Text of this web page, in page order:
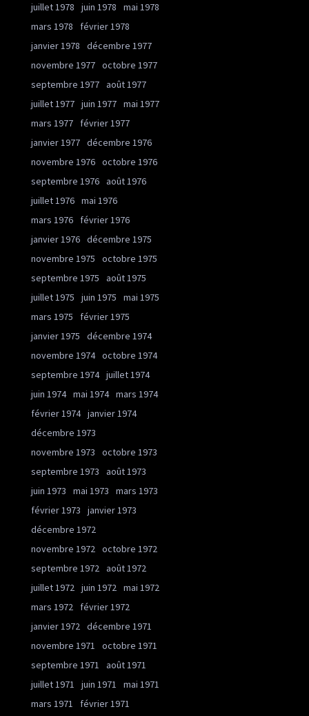
juillet 1978
juin 1978
mai 1978
mars 1978
février 1978
janvier 1978
décembre 1977
novembre 1977 octobre 1977
septembre 1977 août 1977
juillet 1977 juin 1977 mai 1977
mars 1977
février 1977
janvier 1977 décembre 1976
novembre 1976 octobre 1976
septembre 1976 août 1976
juillet 1976 mai 1976
mars 1976
février 1976
janvier 1976 décembre 1975
novembre 1975
octobre 1975
septembre 1975
août 1975
juillet 1975
juin 1975
mai 1975
mars 1975
février 1975
janvier 1975
décembre 1974
novembre 1974 octobre 1974
septembre 1974 juillet 1974
juin 1974 mai 1974 mars 1974
février 1974 janvier 1974
décembre 1973
novembre 1973
octobre 1973
septembre 1973
août 1973
juin 1973
mai 1973
mars 1973
février 1973
janvier 1973
décembre 1972
novembre 1972 octobre 1972
septembre 1972 août 1972
juillet 1972 juin 1972 mai 1972
mars 1972
février 1972
janvier 1972 décembre 1971
novembre 1971
octobre 1971
septembre 1971
août 1971
juillet 1971
juin 1971
mai 1971
mars 1971
février 1971